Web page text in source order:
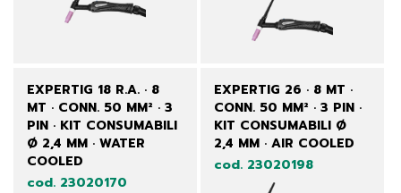
EXPERTIG 18 R.A. · 8
MT · CONN. 50 MM² · 3
PIN · KIT CONSUMABILI
Ø 2,4 MM · WATER
COOLED
cod. 23020170
EXPERTIG 26 · 8 MT ·
CONN. 50 MM² · 3 PIN ·
KIT CONSUMABILI Ø
2,4 MM · AIR COOLED
cod. 23020198